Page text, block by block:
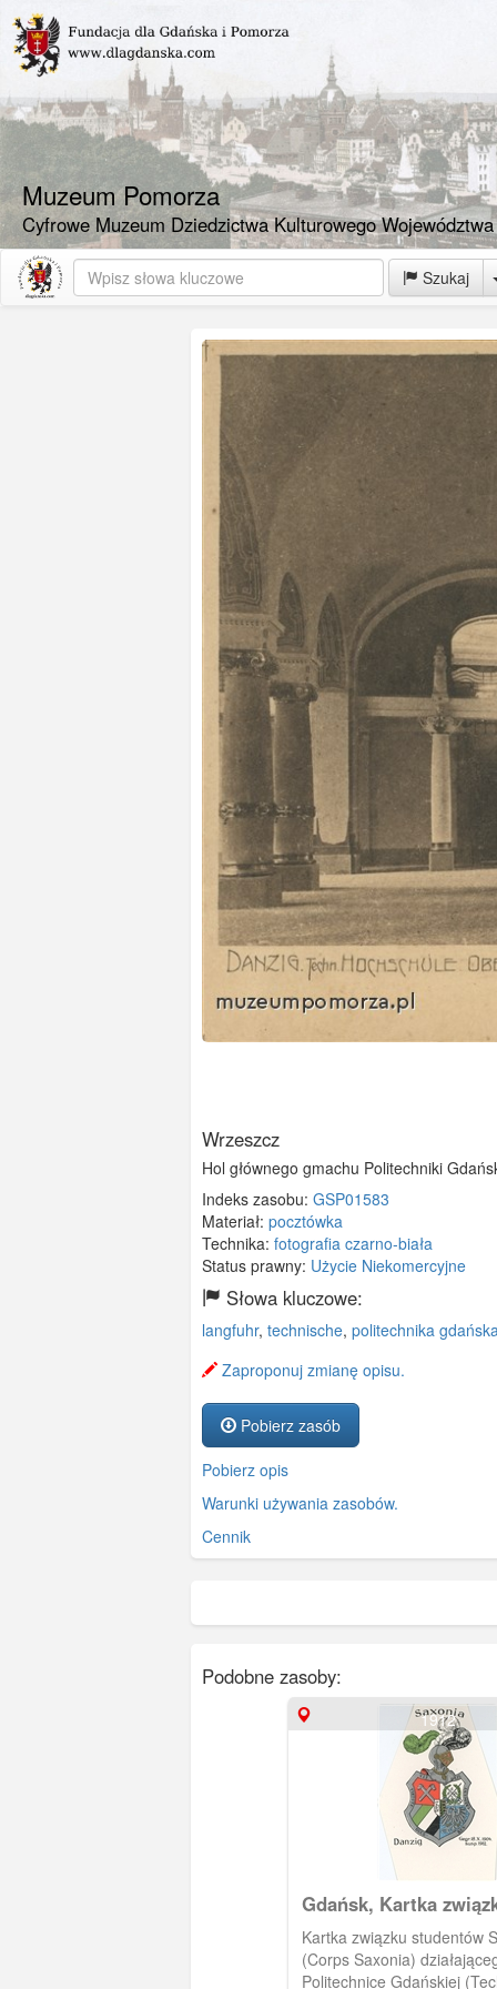
Muzeum Pomorza
Cyfrowe Muzeum Dziedzictwa Kulturowego
Szukaj
Wrzeszcz
Hol głównego gmachu Politechniki
Indeks zasobu: GSP01583
Materiał: pocztówka
Technika: fotografia czarno-biała
Status prawny: Użycie Niekomercyjne
Słowa kluczowe:
langfuhr, technische, politechnika
Zaproponuj zmianę opisu.
Pobierz zasób
Pobierz opis
Warunki używania zasobów.
Cennik
Podobne zasoby:
1912
Gdańsk, Kartka
studentów Saxonia
Kartka związku studentów
(Corps Saxonia)
Politechnice Gdańskiej